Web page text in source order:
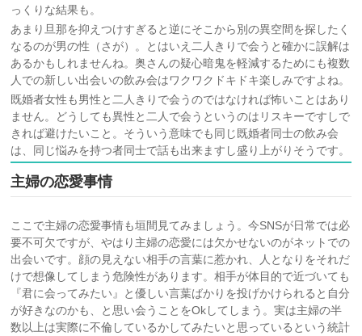
っくりな結果も。
あまり旦那を抑えつけすぎると逆にそこから別の異空間を探したく
なるのが男の性（さが）。とはいえ二人きりで会うと確かに誤解は
あるかもしれませんね。奥さんの疑心暗鬼を軽減するためにも複数
人での新しい出会いの飲み会はワクワクドキドキ楽しみですよね。
既婚者女性も男性と二人きりで会うのではなければ怖いことはあり
ません。どうしても異性と二人で会うというのはリスキーですしで
きれば避けたいこと。そういう意味でも同じ既婚者同士の飲み会
は、同じ悩みを持つ者同士で話も出来ますし盛り上がりそうです。
主婦の恋愛事情
ここで主婦の恋愛事情も垣間見てみましょう。今SNSが日常では必
要不可欠ですが、やはり主婦の恋愛には欠かせないのがネットでの
出会いです。顔の見えない相手の言葉に惹かれ、人となりをそれだ
けで想像してしまう危険性があります。相手が体目的で近づいても
『君に会ってみたい』と優しい言葉ばかりを投げかけられると自分
が好きなのかも、と思い会うことをOkしてしまう。実は主婦の半
数以上は実際に不倫しているかしてみたいと思っているという統計